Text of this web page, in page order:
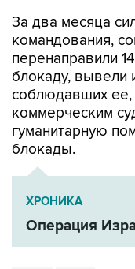
За два месяца
командования,
перенаправили
блокаду, вывели
соблюдавших
коммерческим
гуманитарную
блокады.
ХРОНИКА
Операция